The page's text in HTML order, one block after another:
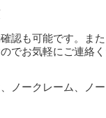
認も可能です。ま
でお気軽にご連絡く
ノークレーム、ノ